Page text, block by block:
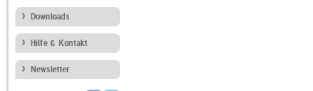
Downloads
Hilfe & Kontakt
Newsletter